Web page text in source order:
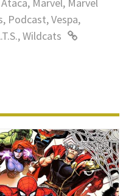
, Marvel, Marvel
, Podcast,Vespa,
,Wildcats